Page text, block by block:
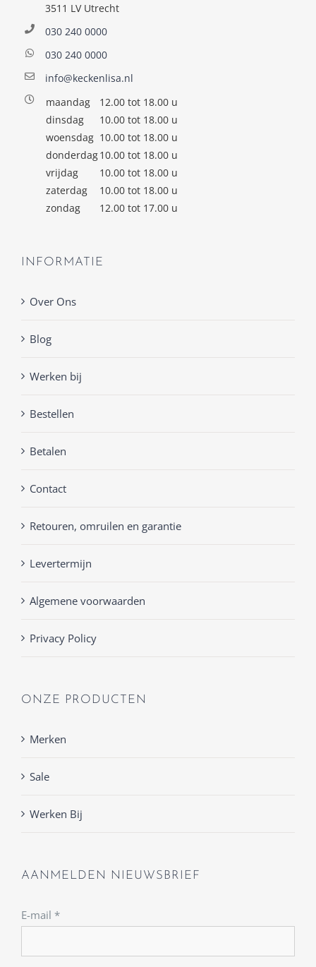
3511 LV Utrecht
030 240 0000
030 240 0000
info@keckenlisa.nl
maandag
12.00 tot 18.00 u
dinsdag
10.00 tot 18.00 u
woensdag 10.00 tot 18.00 u
donderdag10.00 tot 18.00 u
vrijdag
10.00 tot 18.00 u
zaterdag
10.00 tot 18.00 u
zondag
12.00 tot 17.00 u
INFORMATIE
Over Ons
Blog
Werken bij
Bestellen
Betalen
Contact
Retouren, omruilen en garantie
Levertermijn
Algemene voorwaarden
Privacy Policy
ONZE PRODUCTEN
Merken
Sale
Werken Bij
AANMELDEN NIEUWSBRIEF
E-mail *